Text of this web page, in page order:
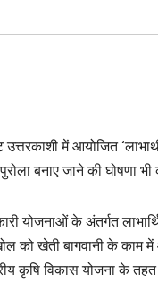
में आयोजित
बनाए जाने की घोषणा भी
योजनाओं के अंतर्गत
को खेती बागवानी के
कृषि विकास योजना के तहत